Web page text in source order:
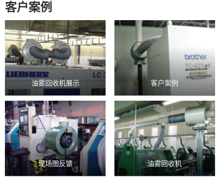
客户案例
油雾回收机展示 客户案例
现场图反馈 油雾回收机